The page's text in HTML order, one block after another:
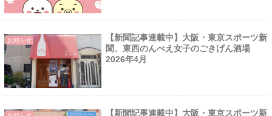
お知らせ
【新聞記事連載中】大阪・東京スポーツ新
聞、東西のんべえ女子のごきげん酒場
2026年4月
【新聞記事連載中】大阪・東京スポーツ新